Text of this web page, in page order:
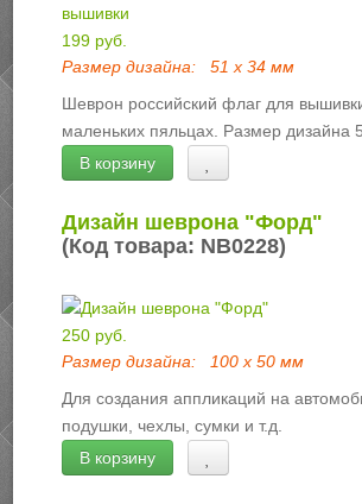
199 руб.
Размер дизайна:
51 х 34 мм
Шеврон российский флаг для
маленьких пяльцах. Размер дизайна
В корзину
Дизайн шеврона "Форд"
(Код товара: NB0228)
250 руб.
Размер дизайна:
100 х 50 мм
Для создания аппликаций на
подушки, чехлы, сумки и т.д.
В корзину